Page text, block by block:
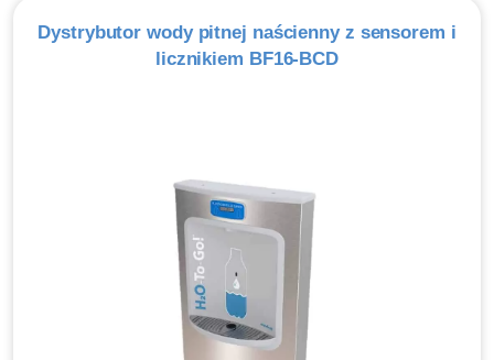
Dystrybutor wody pitnej naścienny z sensorem i
licznikiem BF16-BCD